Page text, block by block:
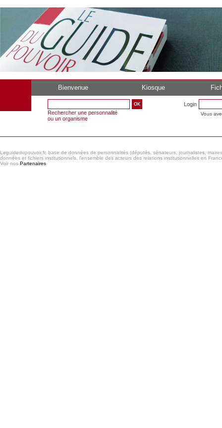
Bienvenue Kiosque
Rechercher une personnalité
ou un organisme
Login
Vous
Leguidedupouvoir.fr, base de données de personnalités (députés, sénateurs, journalistes,
données et fichiers institutionnels, l'ensemble des acteurs des relations institutionnelles en
Voir nos Partenaires